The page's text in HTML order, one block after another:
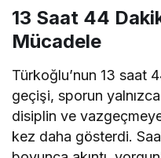
13 Saat 44
Mücadele
Türkoğlu’nun 13 saat
geçişi, sporun
disiplin ve
kez daha gösterdi.